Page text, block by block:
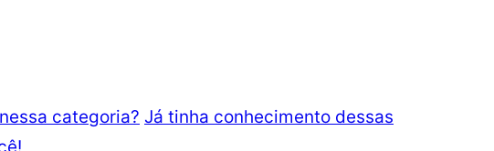
categoria? Já tinha conhecimento dessas